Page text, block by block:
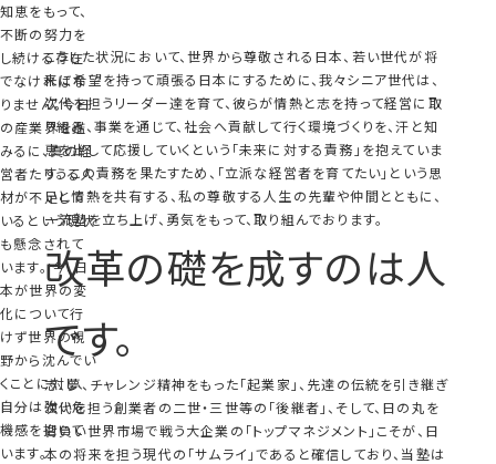
知恵をもって、
不断の努力を
し続ける存在
でなければな
りません。今日
の産業界を鑑
みるに、真の経
営者たりうる人
材が不足して
いるという現状
も懸念されて
います。 今、日
本が世界の変
化について行
けず世界の視
野から沈んでい
くことに対し、
自分は強い危
機感を抱いて
います。
こうした状況において、世界から尊敬される日本、若い世代が将
来に希望を持って頑張る日本にするために、我々シニア世代は、
次代を担うリーダー達を育て、彼らが情熱と志を持って経営に取
り組み、事業を通じて、社会へ貢献して行く環境づくりを、汗と知
恵を出して応援していくという「未来に対する責務」を抱えていま
す。 この責務を果たすため、「立派な経営者を育てたい」という思
いと情熱を共有する、私の尊敬する人生の先輩や仲間とともに、
一流塾を立ち上げ、勇気をもって、取り組んでおります。
改革の礎を成すのは人
です。
志、夢、チャレンジ精神をもった「起業家」、先達の伝統を引き継ぎ
次代を担う創業者の二世・三世等の「後継者」、そして、日の丸を
背負い世界市場で戦う大企業の「トップマネジメント」こそが、日
本の将来を担う現代の「サムライ」であると確信しており、当塾は